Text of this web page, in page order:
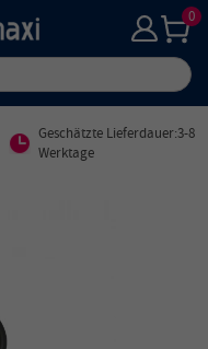
0
Geschätzte Lieferdauer:3-8
Werktage